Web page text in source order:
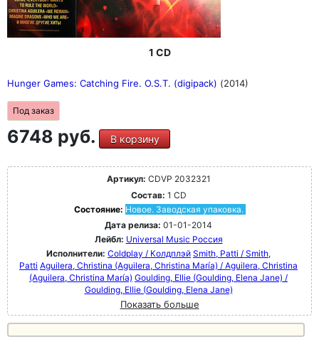
1 CD
Hunger Games: Catching Fire. O.S.T. (digipack) (2014)
Под заказ
6748 руб. В корзину
Артикул: CDVP 2032321
Состав: 1 CD
Состояние: Новое. Заводская упаковка.
Дата релиза: 01-01-2014
Лейбл: Universal Music Россия
Исполнители: Coldplay / Колдплэй Smith, Patti / Smith,
Patti Aguilera, Christina (Aguilera, Christina María) / Aguilera, Christina
(Aguilera, Christina María) Goulding, Ellie (Goulding, Elena Jane) /
Goulding, Ellie (Goulding, Elena Jane)
Показать больше